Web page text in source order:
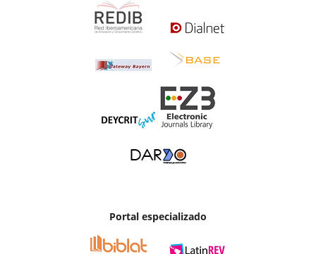
Portal especializado